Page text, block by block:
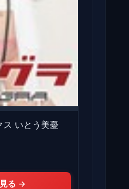
ス いとう美憂
る →